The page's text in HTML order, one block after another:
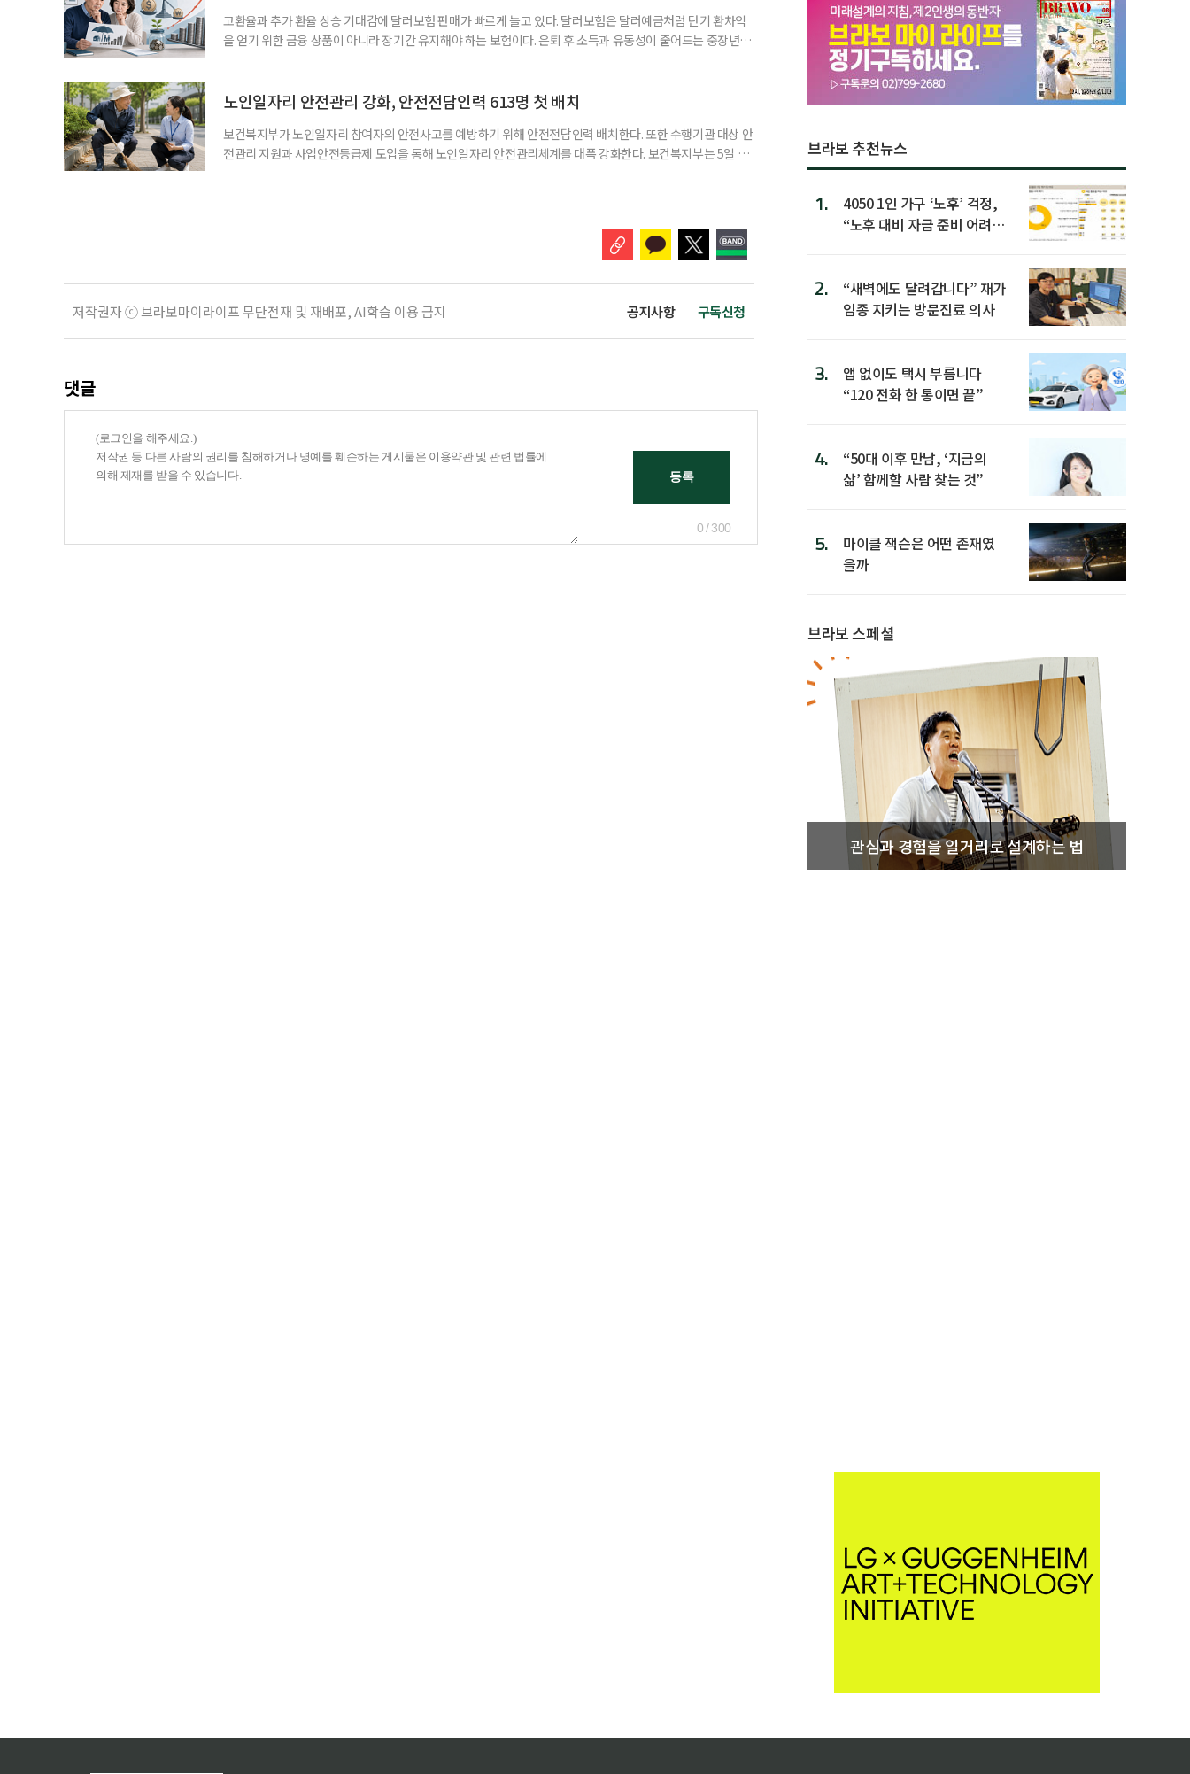
고환율과 추가 환율 상승 기대감에 달러보험 판매가 빠르게 늘고 있다. 달러보험은 달러예금처럼 단기 환차익
을 얻기 위한 금융 상품이 아니라 장기간 유지해야 하는 보험이다. 은퇴 후 소득과 유동성이 줄어드는 중장년층
집계됐다. 전년 동기 판매량인 2만2000건의 두 배를 웃도는 수준이다. 달러보험은 보험료를 달러로 내고
노인일자리 안전관리 강화, 안전전담인력 613명 첫 배치
보건복지부가 노인일자리 참여자의 안전사고를 예방하기 위해 안전전담인력 배치한다. 또한 수행기관 대상 안
전관리 지원과 사업안전등급제 도입을 통해 노인일자리 안전관리체계를 대폭 강화한다. 보건복지부는 5일 노
저작권자 ⓒ 브라보마이라이프 무단전재 및 재배포, AI학습 이용 금지 공지사항 구독신청
댓글
0 / 300
브라보 추천뉴스
1.
4050 1인 가구 ‘노후’ 걱정,
“노후 대비 자금 준비 어려
2.
“새벽에도 달려갑니다” 재가
임종 지키는 방문진료 의사
3.
앱 없이도 택시 부릅니다
“120 전화 한 통이면 끝”
4.
“50대 이후 만남, ‘지금의
삶’ 함께할 사람 찾는 것”
5.
마이클 잭슨은 어떤 존재였
을까
브라보 스페셜
관심과 경험을 일거리로 설계하는 법